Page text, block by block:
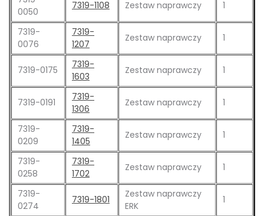
0050
7319-1108 Zestaw naprawczy 1
7319-
0076
7319-
1207
Zestaw naprawczy 1
7319-0175
7319-
1603
Zestaw naprawczy 1
7319-0191
7319-
1306
Zestaw naprawczy 1
7319-
0209
7319-
1405
Zestaw naprawczy 1
7319-
0258
7319-
1702
Zestaw naprawczy 1
7319-
0274
7319-1801
Zestaw naprawczy
ERK
1